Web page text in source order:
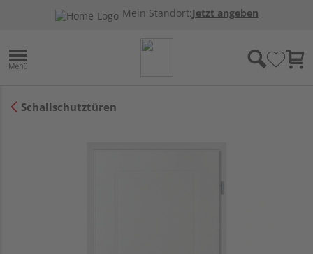
Mein Standort:Jetzt angeben
Schallschutztüren